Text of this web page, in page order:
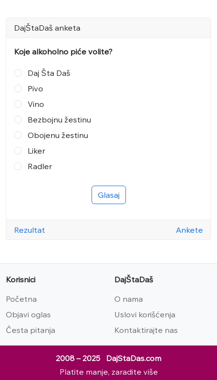
DajŠtaDaš anketa
Koje alkoholno piće volite?
Daj Šta Daš
Pivo
Vino
Bezbojnu žestinu
Obojenu žestinu
Liker
Radler
Glasaj
Rezultat Ankete
Korisnici
Početna
Objavi oglas
Česta pitanja
DajŠtaDaš
O nama
Uslovi korišćenja
Kontaktirajte nas
2008 – 2025 DajStaDas.com
Platite manje, zaradite više